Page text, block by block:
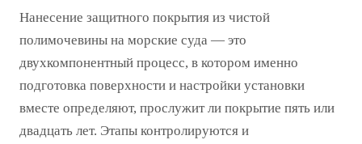
Нанесение защитного покрытия из чистой
полимочевины на морские суда — это
двухкомпонентный процесс, в котором именно
подготовка поверхности и настройки установки
вместе определяют, прослужит ли покрытие пять или
двадцать лет. Этапы контролируются и